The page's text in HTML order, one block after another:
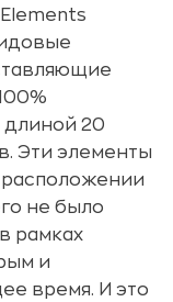
длиной 20
Эти элементы
расположении
не было
рамках
и
время. И это